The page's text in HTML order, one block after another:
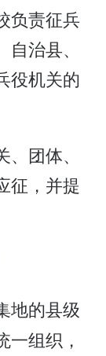
负责征兵
治县、
役机关的
团体、
征，并提
地的县级
一组织，